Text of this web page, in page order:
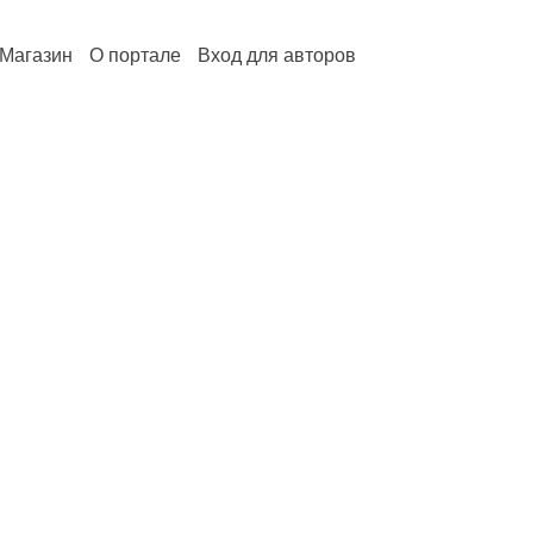
Магазин О портале Вход для авторов